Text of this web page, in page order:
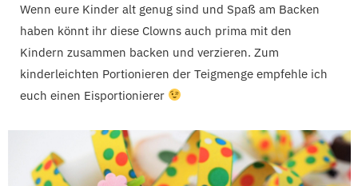
Wenn eure Kinder alt genug sind und Spaß am Backen
haben könnt ihr diese Clowns auch prima mit den
Kindern zusammen backen und verzieren. Zum
kinderleichten Portionieren der Teigmenge empfehle ich
euch einen Eisportionierer